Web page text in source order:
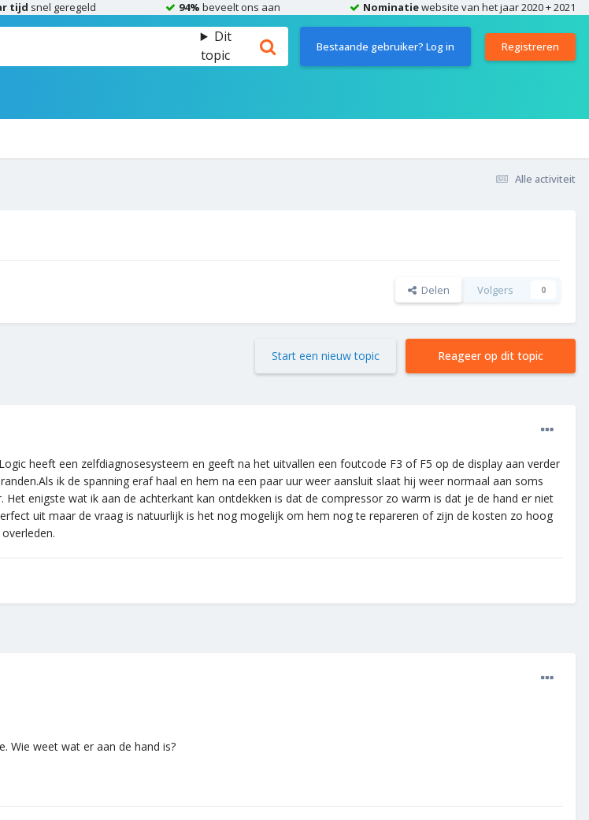
tijd snel geregeld 94% beveelt ons aan Nominatiewebsite van het jaar 2020 + 2021
Dit
topic
Bestaande gebruiker? Log in Registreren
Alle activiteit
Delen Volgers 0
Reageer op dit topic
Start een nieuw topic
heeft een zelfdiagnosesysteem en geeft na het uitvallen een foutcode F3 of F5 op de display aan verder
ik de spanning eraf haal en hem na een paar uur weer aansluit slaat hij weer normaal aan soms
enigste wat ik aan de achterkant kan ontdekken is dat de compressor zo warm is dat je de hand er niet
uit maar de vraag is natuurlijk is het nog mogelijk om hem nog te repareren of zijn de kosten zo hoog
Wie weet wat er aan de hand is?